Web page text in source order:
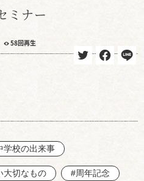
ミナー
58回再生
学校の出来事
大切なもの #周年記念